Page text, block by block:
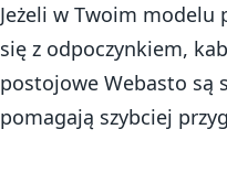
Jeżeli w Twoim modelu
się z odpoczynkiem,
postojowe Webasto są
pomagają szybciej